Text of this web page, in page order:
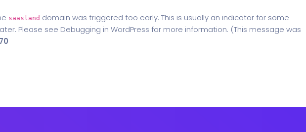
saasland domain was triggered too early. This is usually an indicator for some
Please see Debugging in WordPress for more information. (This message was